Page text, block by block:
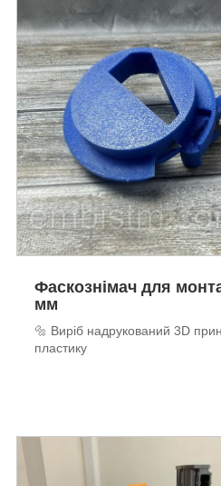
Фаскознімач для
мм
🔩 Виріб надрукований 3D
пластику